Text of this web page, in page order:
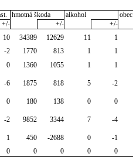
hmotná škoda alkohol
obec
+/- +/- +/-
10 34389 12629 11 1
-2 1770 813 1 1
0 1360 1055 1 1
-6 1875 818 5 -2
0 180 138 0 0
-2 9852 3344 7 -4
1 450 -2688 0 -1
0 0 0 0 0